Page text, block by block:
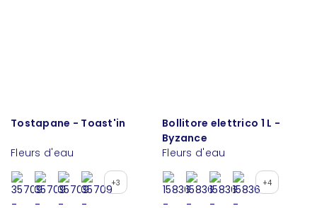
Tostapane - Toast'in
Fleurs d'eau
+3
Bollitore elettrico 1 L -
Byzance
Fleurs d'eau
+4